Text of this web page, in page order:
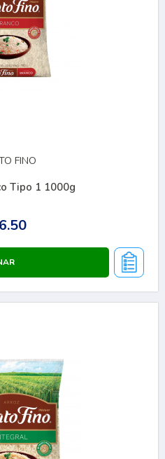
FINO
Tipo 1 1000g